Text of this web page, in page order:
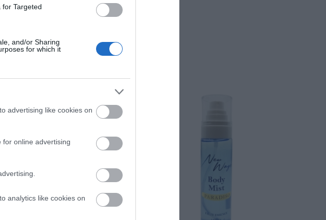
Targeted
and/or Sharing
for which it
advertising like cookies on
for online advertising
analytics like cookies on
ΠΡΟΤΕΙΝΕΙ